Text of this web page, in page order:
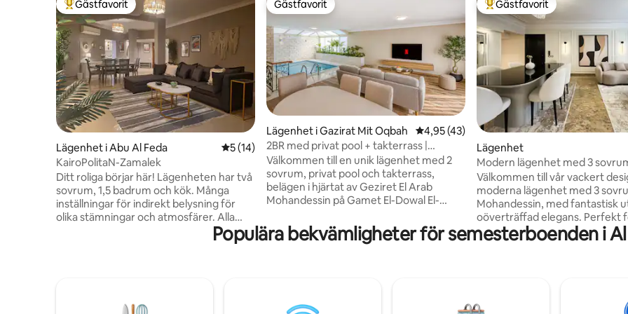
Populär gästfavorit
Gästfavorit
Lägenhet i Abu Al Feda 5 av 5 i genomsnittligt betyg, 14 omdömen
5 (14)
KairoPolitaN-Zamalek
Ditt roliga börjar här! Lägenheten har två
sovrum, 1,5 badrum och kök. Många
inställningar för indirekt belysning för
olika stämningar och atmosfärer. Alla
hushållsapparater du kan behöva för en
kortare eller längre vistelse. Varmt
renaste, mest gångvänliga området, fullt
Gästfavorit
Gästfavorit
Lägenhet i Gazirat Mit Oqbah 4,95 av 5 i genomsnittligt betyg, 43
4,95 (43)
2BR med privat pool + takterrass |
Mohandessin
Välkommen till en unik lägenhet med 2
sovrum, privat pool och takterrass,
belägen i hjärtat av Geziret El Arab
Mohandessin på Gamet El-Dowal El-
placerar dig bara några steg från de
bästa kaféerna, butikerna och
komfort, stil, bekvämlighet och en
Populär gästfavorit
Gästfavorit
Lägenhet
Modern lägenhet med 3
Homely i Gezirat ElArab
Välkommen till vår vackert
moderna lägenhet med 3
Mohandessin, med fantastisk
oöverträffad elegans. Perfekt för
familjer, grupper eller
denna fantastiska lägenhet
restaurangerna, kaféerna och
Populära bekvämligheter för semesterboenden i